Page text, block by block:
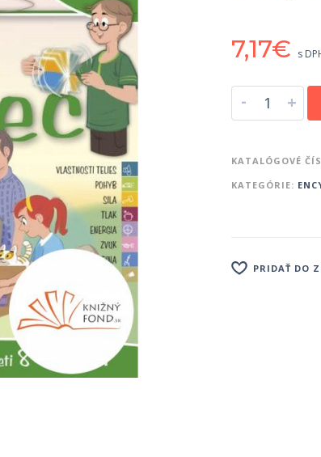
7,17€ s
- +
KATALÓGOVÉ
KATEGÓRIE:
PRIDAŤ DO